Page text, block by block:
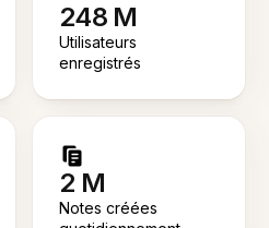
248 M
Utilisateurs
enregistrés
2 M
Notes créées